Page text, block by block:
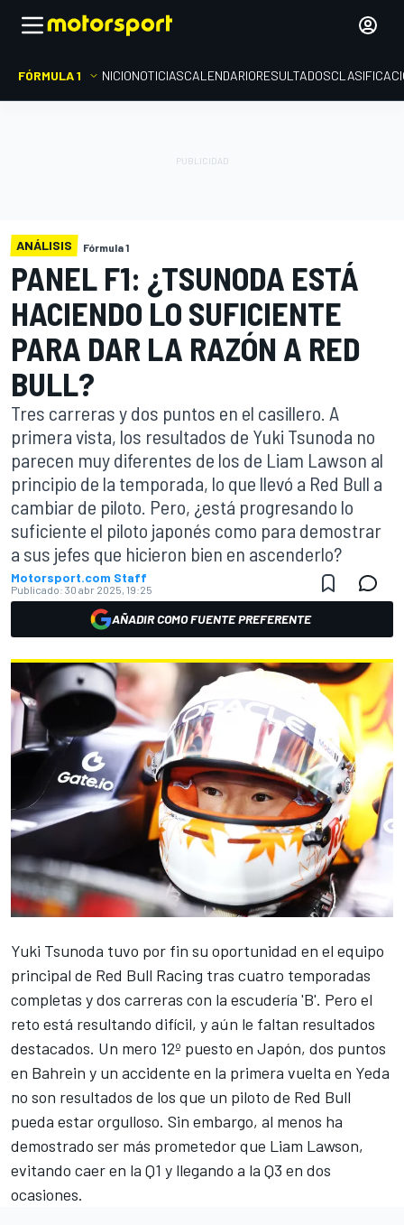
FÓRMULA 1 INICIONOTICIASCALENDARIORESULTADOS
ANÁLISIS Fórmula 1
PANEL F1: ¿TSUNODA ESTÁ
HACIENDO LO SUFICIENTE
PARA DAR LA RAZÓN A RED
BULL?
Tres carreras y dos puntos en el casillero. A
primera vista, los resultados de Yuki Tsunoda no
parecen muy diferentes de los de Liam Lawson al
principio de la temporada, lo que llevó a Red Bull a
cambiar de piloto. Pero, ¿está progresando lo
suficiente el piloto japonés como para demostrar
a sus jefes que hicieron bien en ascenderlo?
Motorsport.com Staff
Publicado: 30 abr 2025, 19:25
AÑADIR COMO FUENTE PREFERENTE
Yuki Tsunoda tuvo por fin su oportunidad en el equipo
principal de Red Bull Racing tras cuatro temporadas
completas y dos carreras con la escudería 'B'. Pero el
reto está resultando difícil, y aún le faltan resultados
destacados. Un mero 12º puesto en Japón, dos puntos
en Bahrein y un accidente en la primera vuelta en Yeda
no son resultados de los que un piloto de Red Bull
pueda estar orgulloso. Sin embargo, al menos ha
demostrado ser más prometedor que Liam Lawson,
evitando caer en la Q1 y llegando a la Q3 en dos
ocasiones.